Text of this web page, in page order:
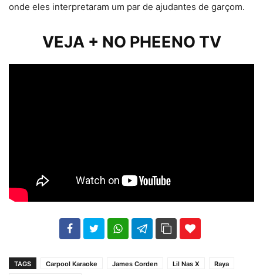
onde eles interpretaram um par de ajudantes de garçom.
VEJA + NO PHEENO TV
102 35
TAGS Carpool Karaoke James Corden Lil Nas X
Raya